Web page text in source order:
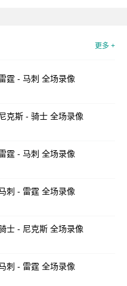
更多 +
霆 - 马刺 全场录像
克斯 - 骑士 全场录像
霆 - 马刺 全场录像
刺 - 雷霆 全场录像
士 - 尼克斯 全场录像
刺 - 雷霆 全场录像